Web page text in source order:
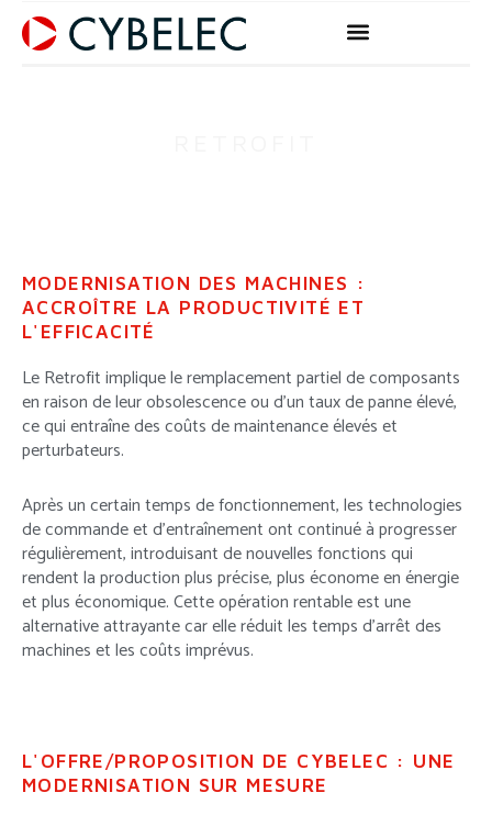
MODERNISATION DES MACHINES :
ACCROÎTRE LA PRODUCTIVITÉ ET
L'EFFICACITÉ
Le Retrofit implique le remplacement partiel de composants
en raison de leur obsolescence ou d’un taux de panne élevé,
ce qui entraîne des coûts de maintenance élevés et
perturbateurs.
Après un certain temps de fonctionnement, les technologies
de commande et d’entraînement ont continué à progresser
régulièrement, introduisant de nouvelles fonctions qui
rendent la production plus précise, plus économe en énergie
et plus économique. Cette opération rentable est une
alternative attrayante car elle réduit les temps d’arrêt des
machines et les coûts imprévus.
L'OFFRE/PROPOSITION DE CYBELEC : UNE
MODERNISATION SUR MESURE